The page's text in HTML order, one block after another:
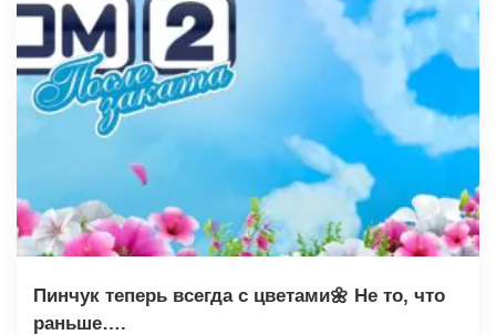
Пинчук теперь всегда с цветами🌼 Не то, что
раньше….